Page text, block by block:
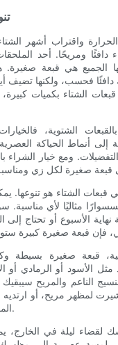
-
واقتراب أشهر
دافئًا ومريحًا. أحد
الجميع هي قبعة صغيرة.
دافئًا فحسب، ولكنها تضيف
الشتاء بكميات
الشتوية،
إلى أنماط الحياكة
ومع خيار الشراء
قبعات الشتاء هو تنوعها.
مثاليًا لأي مناسبة.
الأسبوع أو تحتاج إلى
قبعة صغيرة بسيطة
مثل الأسود أو الرمادي
الناعم والمريح سيبقيك
لمظهر مريح، أو ارتديه
المفضلة لمظهر رياضي.
لقضاء ليلة في الخارج،